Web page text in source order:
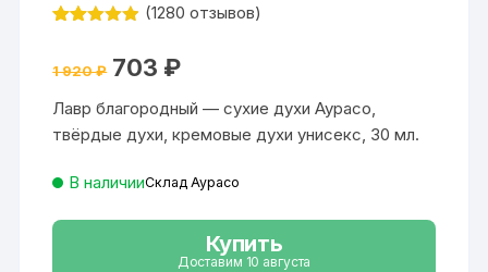
на основе
пользовате
лей
(1280 отзывов)
1 920₽ Первоначальная
цена
1
920 ₽.
703 ₽Текущая
Лавр благородный — сухие духи Аурасо,
твёрдые духи, кремовые духи унисекс, 30 мл.
В наличииСклад Аурасо
Купить
Доставим 10 августа